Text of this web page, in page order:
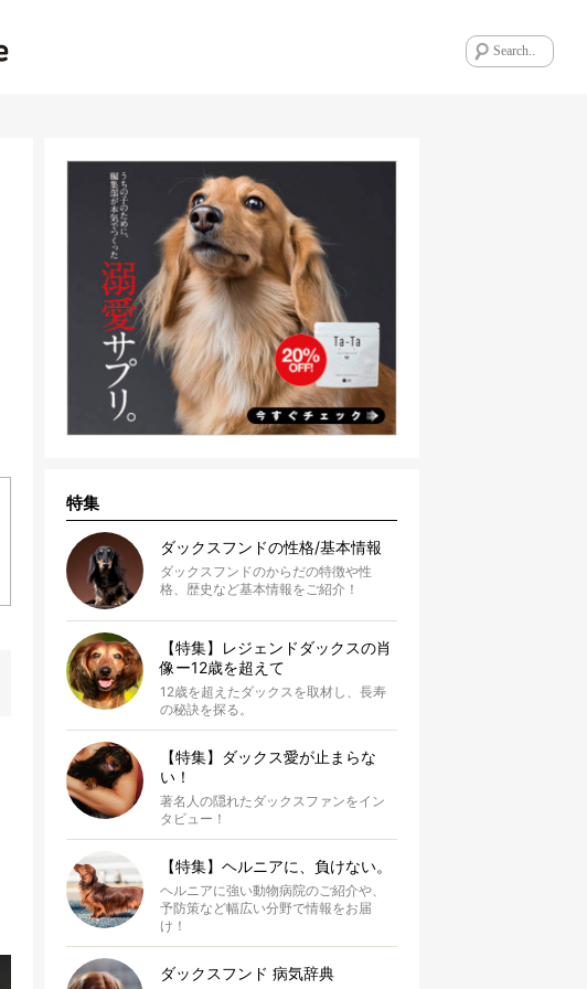
特集
ダックスフンドの性格/基本情報
ダックスフンドのからだの特徴や性
格、歴史など基本情報をご紹介！
【特集】レジェンドダックスの肖
像ー12歳を超えて
12歳を超えたダックスを取材し、長寿
の秘訣を探る。
【特集】ダックス愛が止まらな
い！
著名人の隠れたダックスファンをイン
タビュー！
【特集】ヘルニアに、負けない。
ヘルニアに強い動物病院のご紹介や、
予防策など幅広い分野で情報をお届
け！
ダックスフンド 病気辞典